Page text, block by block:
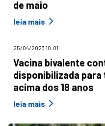
de maio
leia mais
25/04/2023 10:01
Vacina bivalente
disponibilizada
acima dos 18 anos
leia mais